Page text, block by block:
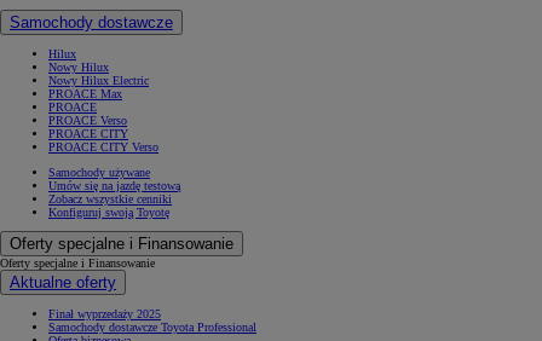
Samochody dostawcze
Hilux
Nowy Hilux
Nowy Hilux Electric
PROACE Max
PROACE
PROACE Verso
PROACE CITY
PROACE CITY Verso
Samochody używane
Umów się na jazdę testową
Zobacz wszystkie cenniki
Konfiguruj swoją Toyotę
Oferty specjalne i Finansowanie
Oferty specjalne i Finansowanie
Aktualne oferty
Finał wyprzedaży 2025
Samochody dostawcze Toyota Professional